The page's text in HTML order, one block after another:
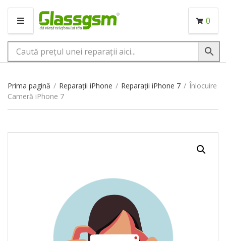
M
N
I
0
Prima pagină / Reparații iPhone / Reparații iPhone 7 / Înlocuire
Cameră iPhone 7